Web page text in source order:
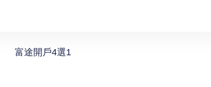
富途開戶4選1